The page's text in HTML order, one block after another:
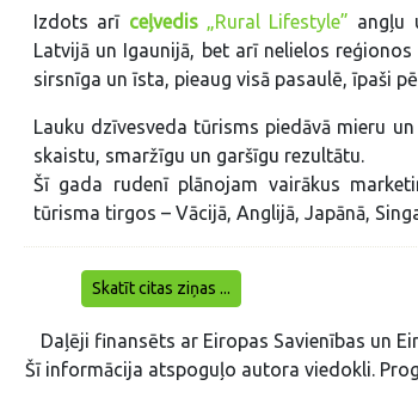
Izdots arī ceļvedis„Rural Lifestyle” angļu
Latvijā un Igaunijā, bet arī nelielos
sirsnīga un īsta, pieaug visā pasaulē, īpaši
Lauku dzīvesveda tūrisms piedāvā mieru
skaistu, smaržīgu un garšīgu rezultātu.
Šī gada rudenī plānojam vairākus
tūrisma tirgos – Vācijā, Anglijā, Japānā,
Skatīt citas ziņas ...
Daļēji finansēts ar Eiropas Savienības un
Šī informācija atspoguļo autora viedokli.